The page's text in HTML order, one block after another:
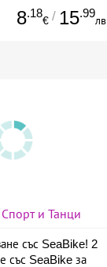
8.18
€ / 15.99
лв.
Спорт и Танци
със SeaBike! 2
със SeaBike за